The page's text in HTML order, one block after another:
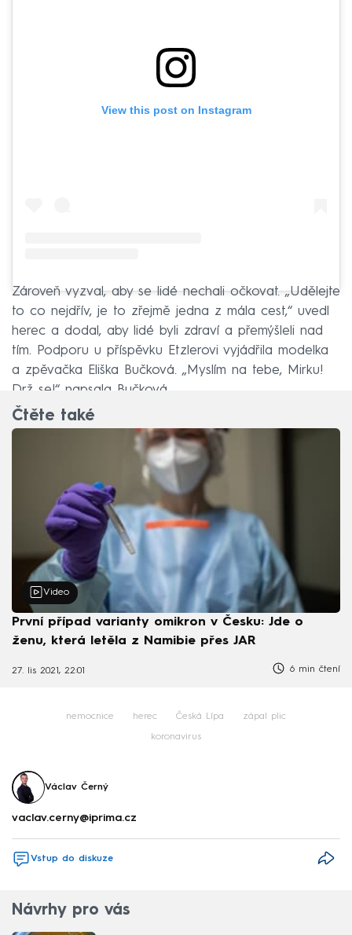
View this post on Instagram
Zároveň vyzval, aby se lidé nechali očkovat. „Udělejte
to co nejdřív, je to zřejmě jedna z mála cest,“ uvedl
herec a dodal, aby lidé byli zdraví a přemýšleli nad
tím. Podporu u příspěvku Etzlerovi vyjádřila modelka
a zpěvačka Eliška Bučková. „Myslím na tebe, Mirku!
Drž se!“ napsala Bučková.
Čtěte také
Video
První případ varianty omikron v Česku: Jde o
ženu, která letěla z Namibie přes JAR
27. lis 2021, 22:01 6 min čtení
nemocnice herec Česká Lípa zápal plic
koronavirus
Václav Černý
vaclav.cerny@iprima.cz
Vstup do diskuze
Návrhy pro vás